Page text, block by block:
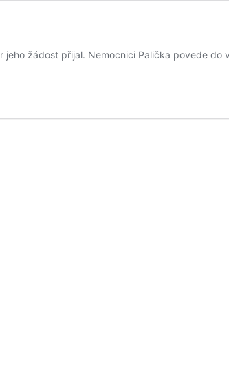
žádost přijal. Nemocnici Palička povede do